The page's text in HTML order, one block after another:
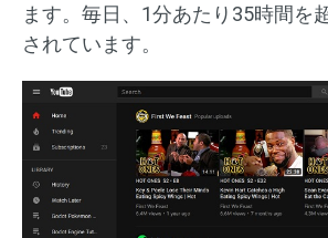
ます。毎日、1分あたり35時間を
されています。